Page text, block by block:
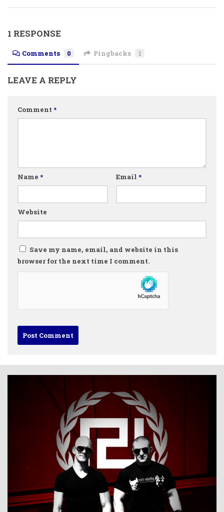
1 RESPONSE
Comments 0 Pingbacks 1
LEAVE A REPLY
Comment *
Name * Email *
Website
Save my name, email, and website in this
browser for the next time I comment.